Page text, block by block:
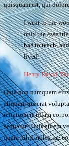
quisquam est, qui
I went to the
only the
had to teach,
lived.
Henry David
Quia non numquam
aliquam quaerat
rcitationem ullam
sequatur? Quis autem
quam nihil molestiae